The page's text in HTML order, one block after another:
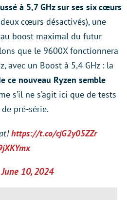
à 5,7 GHz sur ses six cœurs
cœurs désactivés), une
boost maximal du futur
que le 9600X fonctionnera
avec un Boost à 5,4 GHz : la
ce nouveau Ryzen semble
s’il ne s’agit ici que de tests
pré-série.
https://t.co/cjG2y05ZZr
June 10, 2024